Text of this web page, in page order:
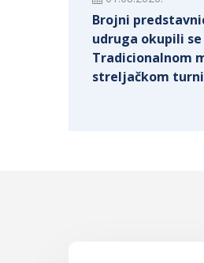
Brojni
udruga okupili se
Tradicionalnom
streljačkom